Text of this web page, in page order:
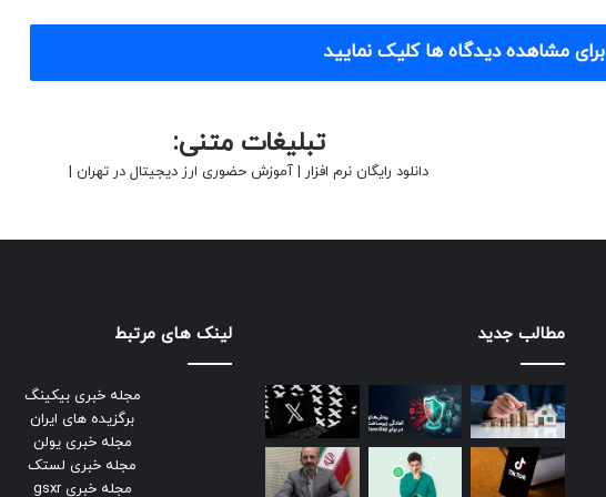
برای مشاهده دیدگاه ها کلیک نمایید
تبلیغات متنی:
دانلود رایگان نرم افزار آموزش حضوری ارز دیجیتال در تهران
مطالب جدید لینک های مرتبط
مجله خبری بیکینگ
برگزیده های ایران
مجله خبری یولن
مجله خبری لستک
مجله خبری gsxr